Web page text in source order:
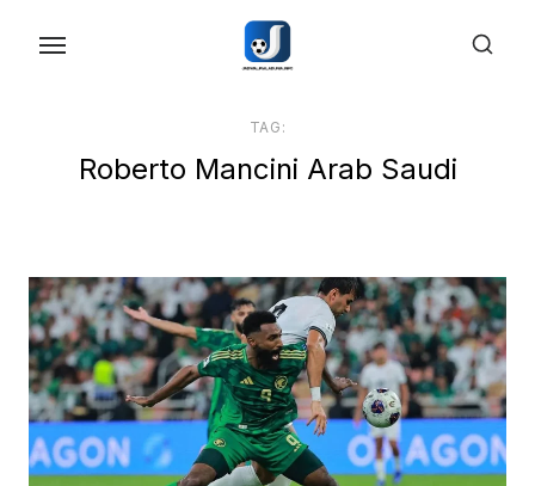
TAG:
Roberto Mancini Arab Saudi